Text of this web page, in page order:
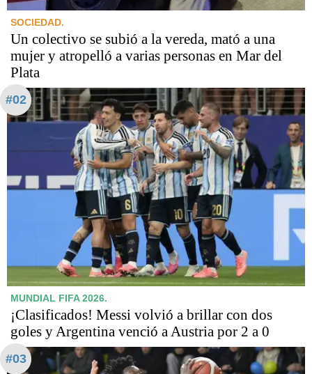
SOCIEDAD.
Un colectivo se subió a la vereda, mató a una
mujer y atropelló a varias personas en Mar del
Plata
#02
MUNDIAL FIFA 2026.
¡Clasificados! Messi volvió a brillar con dos
goles y Argentina venció a Austria por 2 a 0
#03